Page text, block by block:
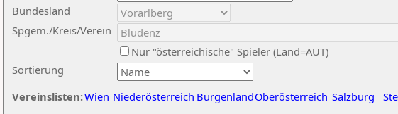
Sortierung
Bundesland
Spgem./Kreis/Verein
Nur "österreichische" Spieler (Land=AUT)
Vereinslisten:Wien Niederösterreich BurgenlandOberösterreich Salzburg